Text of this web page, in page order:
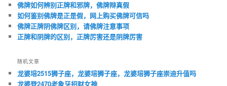
佛牌如何辨别正牌和邪牌，佛牌辩真假
如何鉴别佛牌是正是假，网上购买佛牌可信吗
佛牌正牌阴佛牌区别，请佛牌注意事项
正牌和阴牌的区别，正牌厉害还是阴牌厉害
随机文章
龙婆培2515狮子座，龙婆培狮子座，龙婆培狮子座崇迪升值吗
龙婆登2470老象牙招财女神